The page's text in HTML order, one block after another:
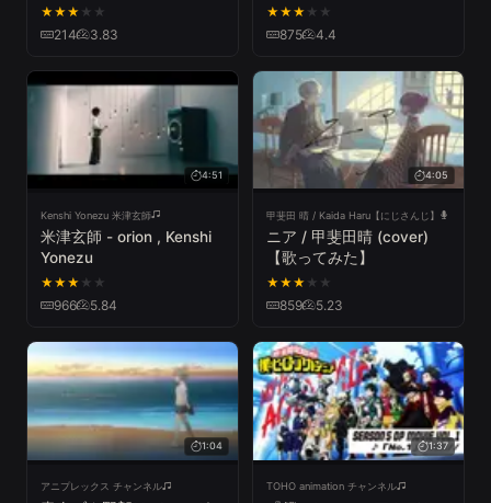
ーマ「不可思議のカルテ」
桜島麻衣ソロVer.
★★★ ★ ★
214 3.83
★★★ ★ ★
875 4.4
4:51
Kenshi Yonezu 米津玄師
米津玄師 - orion , Kenshi
Yonezu
★★★ ★ ★
966 5.84
4:05
甲斐田 晴 / Kaida Haru【にじさんじ】
ニア / 甲斐田晴 (cover)
【歌ってみた】
★★★ ★ ★
859 5.23
1:04
アニプレックス チャンネル
1:37
TOHO animation チャンネル